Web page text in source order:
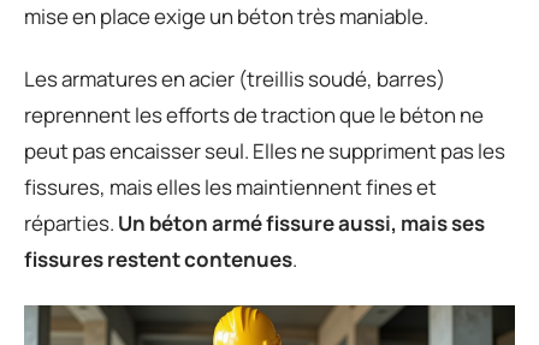
mise en place exige un béton très maniable.
Les armatures en acier (treillis soudé, barres)
reprennent les efforts de traction que le béton ne
peut pas encaisser seul. Elles ne suppriment pas les
fissures, mais elles les maintiennent fines et
réparties. Un béton armé fissure aussi, mais ses
fissures restent contenues.